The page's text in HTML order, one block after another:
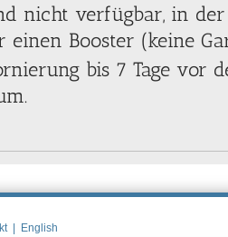
nicht verfügbar, in
einen Booster (keine
bis 7 Tage vor
| English